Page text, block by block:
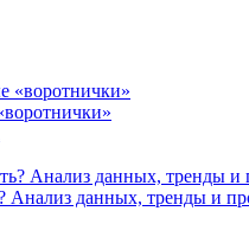
Анализ данных, тренды и